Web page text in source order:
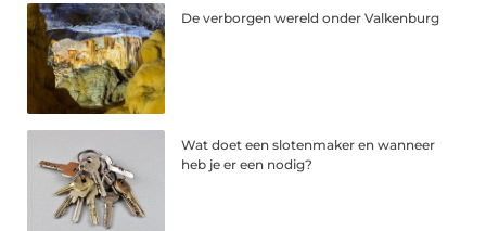
De verborgen wereld onder Valkenburg
Wat doet een slotenmaker en wanneer
heb je er een nodig?